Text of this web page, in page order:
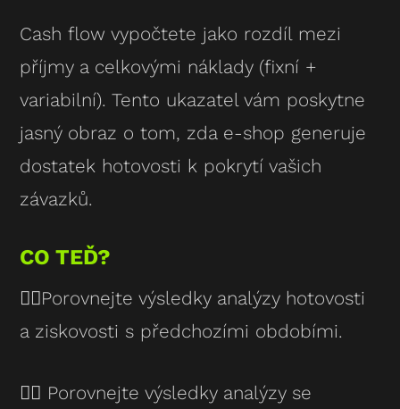
Cash flow vypočtete jako rozdíl mezi
příjmy a celkovými náklady (fixní +
variabilní). Tento ukazatel vám poskytne
jasný obraz o tom, zda e-shop generuje
dostatek hotovosti k pokrytí vašich
závazků.
CO TEĎ?
👉🏻Porovnejte výsledky analýzy hotovosti
a ziskovosti s předchozími obdobími.
👉🏻 Porovnejte výsledky analýzy se